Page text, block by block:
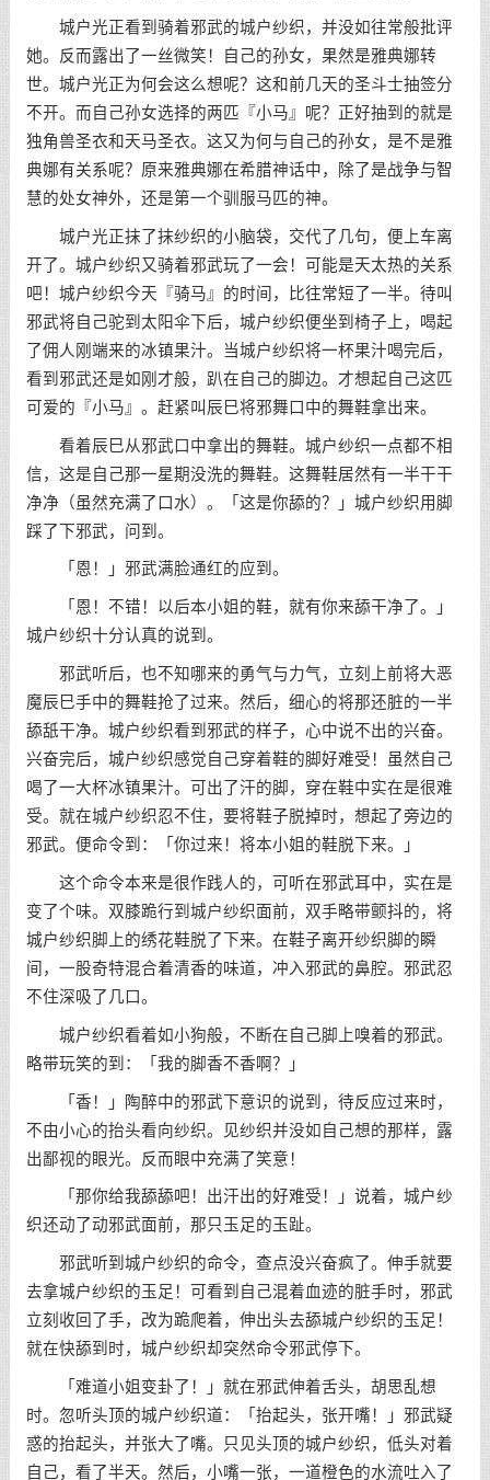
城户光正看到骑着邪武的城户纱织，并没如往常般批评
她。反而露出了一丝微笑！自己的孙女，果然是雅典娜转
世。城户光正为何会这么想呢？这和前几天的圣斗士抽签分
不开。而自己孙女选择的两匹『小马』呢？正好抽到的就是
独角兽圣衣和天马圣衣。这又为何与自己的孙女，是不是雅
典娜有关系呢？原来雅典娜在希腊神话中，除了是战争与智
慧的处女神外，还是第一个驯服马匹的神。
城户光正抹了抹纱织的小脑袋，交代了几句，便上车离
开了。城户纱织又骑着邪武玩了一会！可能是天太热的关系
吧！城户纱织今天『骑马』的时间，比往常短了一半。待叫
邪武将自己驼到太阳伞下后，城户纱织便坐到椅子上，喝起
了佣人刚端来的冰镇果汁。当城户纱织将一杯果汁喝完后，
看到邪武还是如刚才般，趴在自己的脚边。才想起自己这匹
可爱的『小马』。赶紧叫辰巳将邪舞口中的舞鞋拿出来。
看着辰巳从邪武口中拿出的舞鞋。城户纱织一点都不相
信，这是自己那一星期没洗的舞鞋。这舞鞋居然有一半干干
净净（虽然充满了口水）。「这是你舔的？」城户纱织用脚
踩了下邪武，问到。
「恩！」邪武满脸通红的应到。
「恩！不错！以后本小姐的鞋，就有你来舔干净了。」
城户纱织十分认真的说到。
邪武听后，也不知哪来的勇气与力气，立刻上前将大恶
魔辰巳手中的舞鞋抢了过来。然后，细心的将那还脏的一半
舔舐干净。城户纱织看到邪武的样子，心中说不出的兴奋。
兴奋完后，城户纱织感觉自己穿着鞋的脚好难受！虽然自己
喝了一大杯冰镇果汁。可出了汗的脚，穿在鞋中实在是很难
受。就在城户纱织忍不住，要将鞋子脱掉时，想起了旁边的
邪武。便命令到：「你过来！将本小姐的鞋脱下来。」
这个命令本来是很作践人的，可听在邪武耳中，实在是
变了个味。双膝跪行到城户纱织面前，双手略带颤抖的，将
城户纱织脚上的绣花鞋脱了下来。在鞋子离开纱织脚的瞬
间，一股奇特混合着清香的味道，冲入邪武的鼻腔。邪武忍
不住深吸了几口。
城户纱织看着如小狗般，不断在自己脚上嗅着的邪武。
略带玩笑的到：「我的脚香不香啊？」
「香！」陶醉中的邪武下意识的说到，待反应过来时，
不由小心的抬头看向纱织。见纱织并没如自己想的那样，露
出鄙视的眼光。反而眼中充满了笑意！
「那你给我舔舔吧！出汗出的好难受！」说着，城户纱
织还动了动邪武面前，那只玉足的玉趾。
邪武听到城户纱织的命令，查点没兴奋疯了。伸手就要
去拿城户纱织的玉足！可看到自己混着血迹的脏手时，邪武
立刻收回了手，改为跪爬着，伸出头去舔城户纱织的玉足！
就在快舔到时，城户纱织却突然命令邪武停下。
「难道小姐变卦了！」就在邪武伸着舌头，胡思乱想
时。忽听头顶的城户纱织道：「抬起头，张开嘴！」邪武疑
惑的抬起头，并张大了嘴。只见头顶的城户纱织，低头对着
自己，看了半天。然后，小嘴一张，一道橙色的水流吐入了